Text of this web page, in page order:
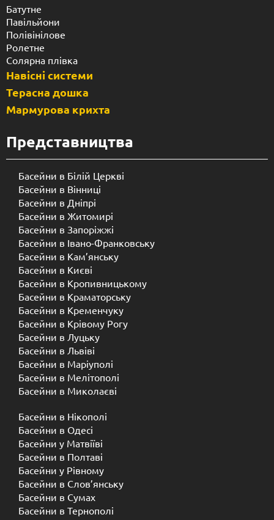
Батутне
Павільйони
Полівінілове
Ролетне
Солярна плівка
Навісні системи
Терасна дошка
Мармурова крихта
Представництва
Басейни в Білій Церкві
Басейни в Вінниці
Басейни в Дніпрі
Басейни в Житомирі
Басейни в Запоріжжі
Басейни в Івано-Франковську
Басейни в Кам’янську
Басейни в Києві
Басейни в Кропивницькому
Басейни в Краматорську
Басейни в Кременчуку
Басейни в Крівому Рогу
Басейни в Луцьку
Басейни в Львіві
Басейни в Маріуполі
Басейни в Мелітополі
Басейни в Миколаєві
Басейни в Нікополі
Басейни в Одесі
Басейни у Матвіїві
Басейни в Полтаві
Басейни у ​​Рівному
Басейни в Слов’янську
Басейни в Сумах
Басейни в Тернополі